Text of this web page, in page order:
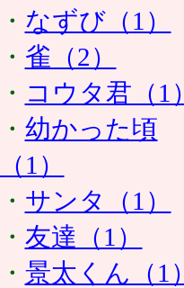
・ なずび（1）
・ 雀（2）
・ コウタ君（1）
・ 幼かった頃
（1）
・ サンタ（1）
・ 友達（1）
・ 景太くん（1）